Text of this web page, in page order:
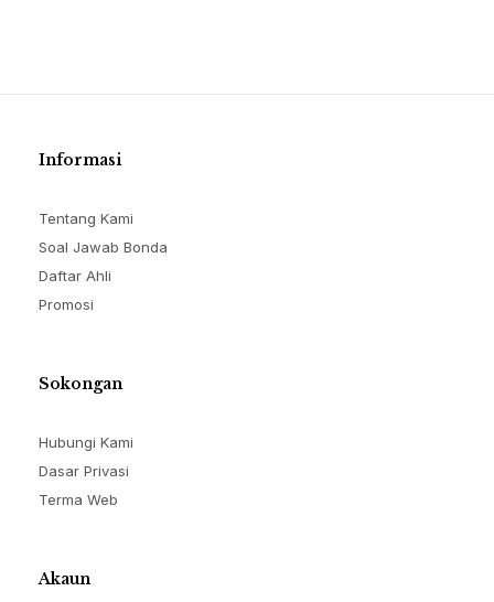
Informasi
Tentang Kami
Soal Jawab Bonda
Daftar Ahli
Promosi
Sokongan
Hubungi Kami
Dasar Privasi
Terma Web
Akaun